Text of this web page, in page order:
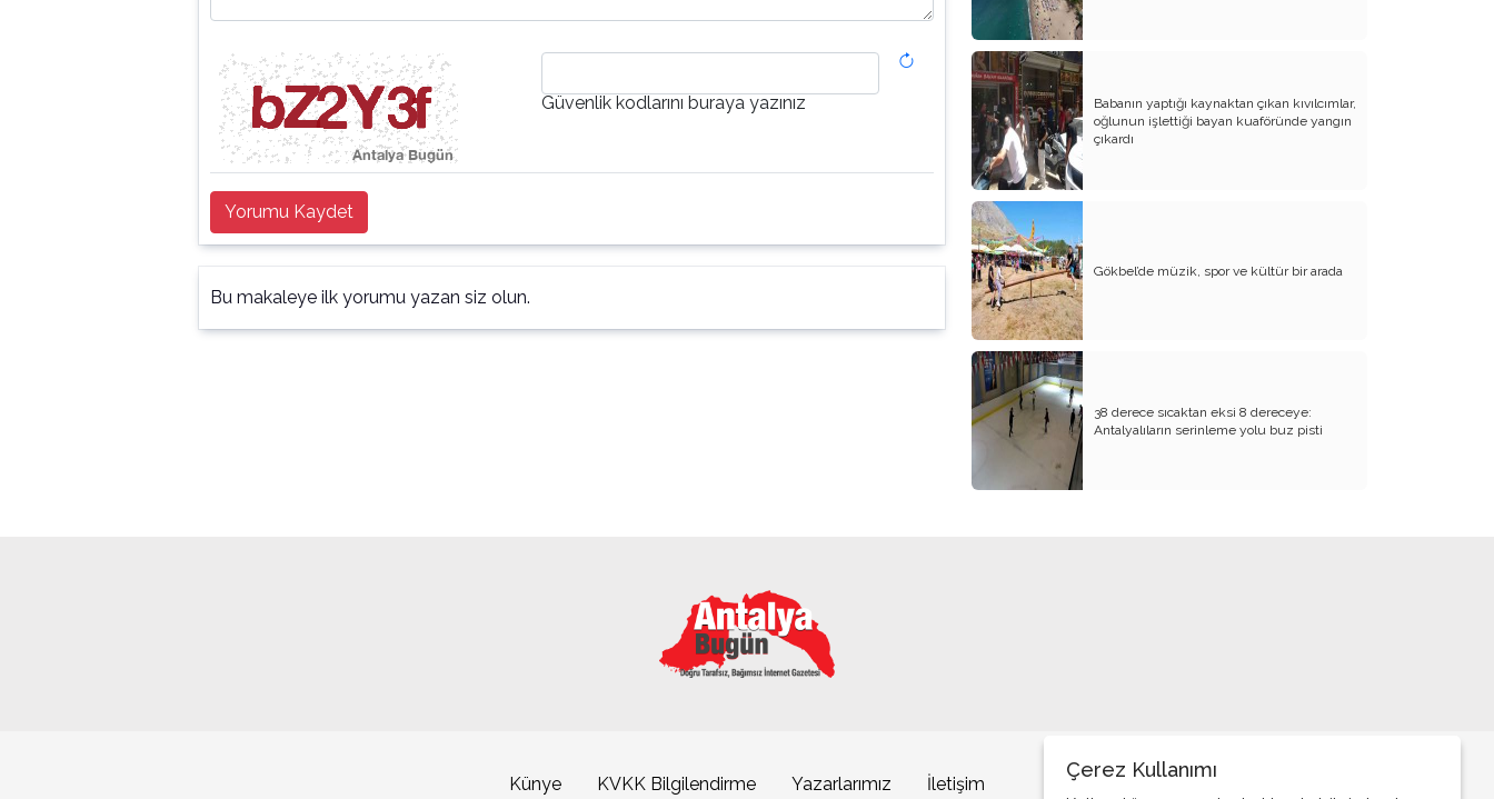
Güvenlik kodlarını buraya yazınız
Yorumu Kaydet
Bu makaleye ilk yorumu yazan siz olun.
Canım Yurdum İnsanları - 1
Bu Yazım Sözde Değil Özde
Müslüman Olan Ülkeler İçindir!!
Aileme Duyduğum Özlem
Kırtasiye Vurgunu
Dijital Çağın Çocukları
Sıcak, Sıcak Çok Sıcak !!
FİKRET OTYAM’IN ANISINA
BİZDE KAÇ ROWAN VAR ACABA?
SANA NE!!
KADIN CİNAYETLERİNE FARKLI BİR
BAKIŞ
SUYUMUZ ISINIYOR
GÜVEN DUYMADIKLARIM
Babanın yaptığı kaynaktan çıkan kıvılcımlar,
oğlunun işlettiği bayan kuaföründe yangın
çıkardı
Gökbel’de müzik, spor ve kültür bir arada
38 derece sıcaktan eksi 8 dereceye:
Antalyalıların serinleme yolu buz pisti
Künye KVKK Bilgilendirme Yazarlarımız İletişim
Çerez Kullanımı